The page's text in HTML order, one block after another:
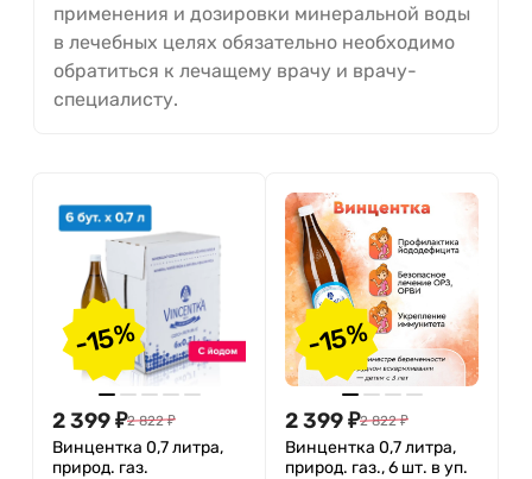
применения и дозировки минеральной воды
в лечебных целях обязательно необходимо
обратиться к лечащему врачу и врачу-
специалисту.
-15%
2 399₽2 822 ₽
Винцентка 0,7 литра,
природ. газ.
-15%
2 399₽2 822 ₽
Винцентка 0,7 литра,
природ. газ., 6 шт. в уп.